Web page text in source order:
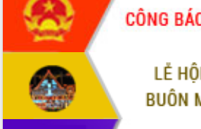
Ứng dụng sinh trắc học - Bước tiến
trong hành trình chuyển đổi số tại Đắk
Đắk Lắk nâng cao hiệu quả công tác
Đảng từ Sổ tay đảng viên điện tử
Đắk Lắk đẩy mạnh nuôi biển công
nghệ, hướng tới phát triển thủy sản
bền vững